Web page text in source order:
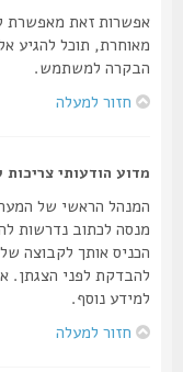
אפשרות זאת מאפשרת לך
מאוחרת, תוכל להגיע
הבקרה למשתמש.
חזור למעלה
מדוע הודעותי צריכות
המנהל הראשי של המערכת
מנסה לכתוב נדרשות
הכניס אותך לקבוצה של
להבדקת לפני הצגתן.
למידע נוסף.
חזור למעלה